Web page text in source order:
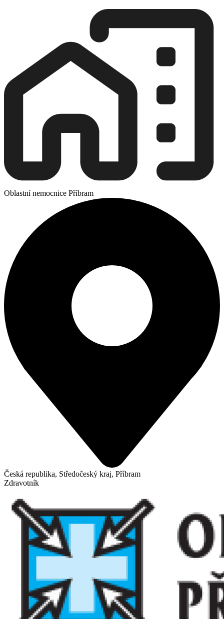
Oblastní nemocnice Příbram
Česká republika, Středočeský kraj, Příbram
Zdravotník